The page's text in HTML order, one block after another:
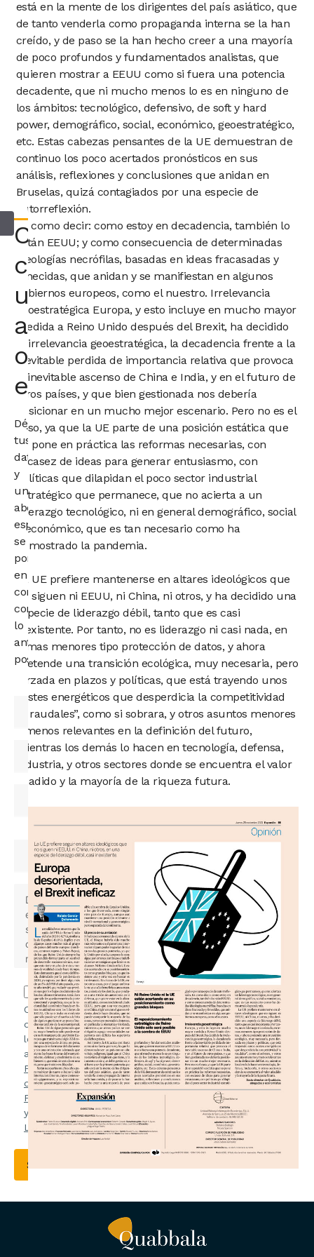
está en la mente de los dirigentes del país asiático, que
de tanto venderla como propaganda interna se la han
creído, y de paso se la han hecho creer a una mayoría
de poco profundos y fundamentados analistas, que
quieren mostrar a EEUU como si fuera una potencia
decadente, que ni mucho menos lo es en ninguno de
los ámbitos: tecnológico, defensivo, de soft y hard
power, demográfico, social, económico, geoestratégico,
etc. Estas cabezas pensantes de la UE demuestran de
continuo los poco acertados pronósticos en sus
análisis, reflexiones y conclusiones que anidan en
Bruselas, quizá contagiados por una especie de
autorreflexión.
Es como decir: como estoy en decadencia, también lo
están EEUU; y como consecuencia de determinadas
ideologías necrófilas, basadas en ideas fracasadas y
fenecidas, que anidan y se manifiestan en algunos
gobiernos europeos, como el nuestro. Irrelevancia
geoestratégica Europa, y esto incluye en mucho mayor
medida a Reino Unido después del Brexit, ha decidido
la irrelevancia geoestratégica, la decadencia frente a la
inevitable perdida de importancia relativa que provoca
el inevitable ascenso de China e India, y en el futuro de
otros países, y que bien gestionada nos debería
posicionar en un mucho mejor escenario. Pero no es el
caso, ya que la UE parte de una posición estática que
no pone en práctica las reformas necesarias, con
escasez de ideas para generar entusiasmo, con
políticas que dilapidan el poco sector industrial
estratégico que permanece, que no acierta a un
liderazgo tecnológico, ni en general demográfico, social
o económico, que es tan necesario como ha
demostrado la pandemia.
La UE prefiere mantenerse en altares ideológicos que
no siguen ni EEUU, ni China, ni otros, y ha decidido una
especie de liderazgo débil, tanto que es casi
inexistente. Por tanto, no es liderazgo ni casi nada, en
temas menores tipo protección de datos, y ahora
pretende una transición ecológica, muy necesaria, pero
forzada en plazos y políticas, que está trayendo unos
costes energéticos que desperdicia la competitividad
“a raudales”, como si sobrara, y otros asuntos menores
y menos relevantes en la definición del futuro,
mientras los demás lo hacen en tecnología, defensa,
industria, y otros sectores donde se encuentra el valor
añadido y la mayoría de la riqueza futura.
Consultar
con
un
abogado
o
economista
Déjanos
tus
datos
y
un
abogado
especialista
se
pondrá
en
contacto
contigo
lo
antes
posible.
Confirmo
que he
leído y
acepto la
Política
de
Privacidad
y el
Legal.